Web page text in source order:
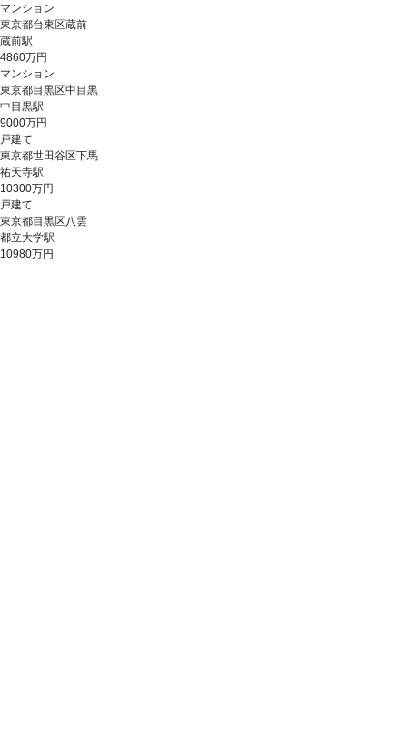
マンション
東京都台東区蔵前
蔵前駅
4860万円
マンション
東京都目黒区中目黒
中目黒駅
9000万円
戸建て
東京都世田谷区下馬
祐天寺駅
10300万円
戸建て
東京都目黒区八雲
都立大学駅
10980万円